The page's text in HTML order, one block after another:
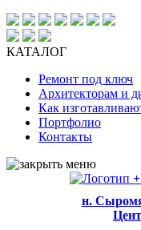
КАТАЛОГ
Ремонт под ключ
Архитекторам и
Как
Портфолио
Контакты
н.